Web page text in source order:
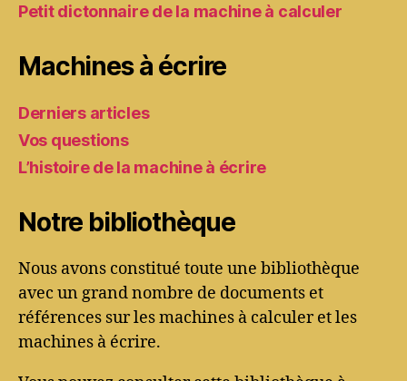
Petit dictonnaire de la machine à calculer
Machines à écrire
Derniers articles
Vos questions
L’histoire de la machine à écrire
Notre bibliothèque
Nous avons constitué toute une bibliothèque
avec un grand nombre de documents et
références sur les machines à calculer et les
machines à écrire.